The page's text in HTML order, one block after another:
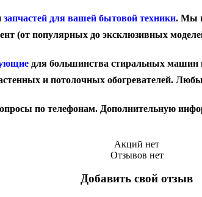
запчастей для вашей бытовой техники. Мы
(от популярных до эксклюзивных
для большинства стиральных машин
и потолочных обогревателей.
по телефонам. Дополнительную
Акций нет
Отзывов нет
Добавить свой отзыв